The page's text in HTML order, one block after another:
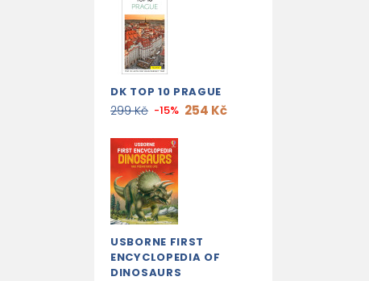
DK TOP 10 PRAGUE
299 Kč -15% 254 Kč
USBORNE FIRST
ENCYCLOPEDIA OF
DINOSAURS